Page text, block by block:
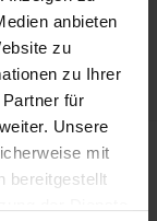
anbieten
zu
zu Ihrer
für
Unsere
mit
bereitgestellt
aus